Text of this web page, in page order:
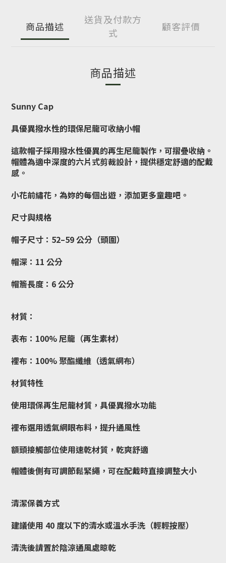
商品描述
送貨及付款方
式
顧客評價
商品描述
Sunny Cap
具優異撥水性的環保尼龍可收納小帽
這款帽子採用撥水性優異的再生尼龍製作，可摺疊收納。
帽體為適中深度的六片式剪裁設計，提供穩定舒適的配戴
感。
小花前繡花，為妳的每個出遊，添加更多童趣吧。
尺寸與規格
帽子尺寸：52–59 公分（頭圍）
帽深：11 公分
帽簷長度：6 公分
材質：
表布：100% 尼龍（再生素材）
裡布：100% 聚酯纖維（透氣網布）
材質特性
使用環保再生尼龍材質，具優異撥水功能
裡布選用透氣網眼布料，提升通風性
額頭接觸部位使用速乾材質，乾爽舒適
帽體後側有可調節鬆緊繩，可在配戴時直接調整大小
清潔保養方式
建議使用 40 度以下的清水或溫水手洗（輕輕按壓）
清洗後請置於陰涼通風處晾乾